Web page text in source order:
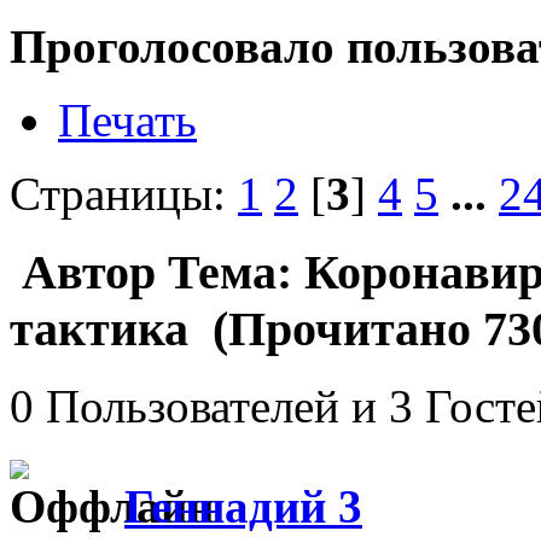
Проголосовало
Печать
Страницы: 1 2 [3] 4 5 ...
Автор Тема:
тактика (Прочитано
0 Пользователей и 3
Геннадий 3